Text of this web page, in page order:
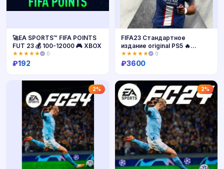
🚀EA SPORTS™ FIFA POINTS
FUT 23 💰 100-12000 🎮 XBOX
★★★★★ 0
₽192
Купить
FIFA23 Стандартное
издание original PS5 🔥
ТУРЦИЯ 🇹🇷✅
★★★★★ 0
₽3600
2% 2%